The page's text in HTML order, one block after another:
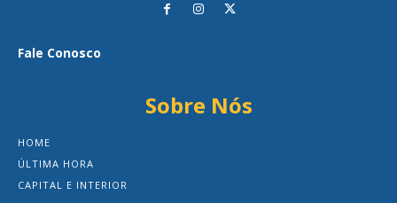
Fale Conosco
Sobre Nós
HOME
ÚLTIMA HORA
CAPITAL E INTERIOR